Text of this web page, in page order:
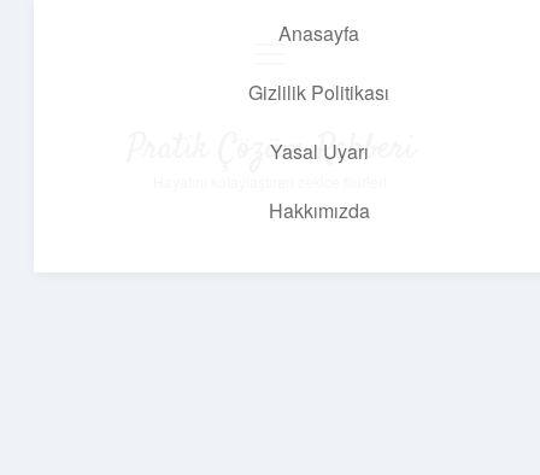
Anasayfa
Gizlilik Politikası
Yasal Uyarı
Hakkımızda
Pratik Çözüm Rehberi